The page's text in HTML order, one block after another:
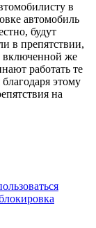
в
автомобиль
будут
в препятствии,
включенной же
работать те
этому
на